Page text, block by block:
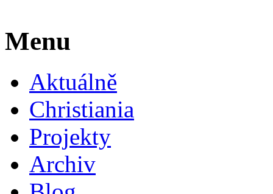
Menu
Aktuálně
Christiania
Projekty
Archiv